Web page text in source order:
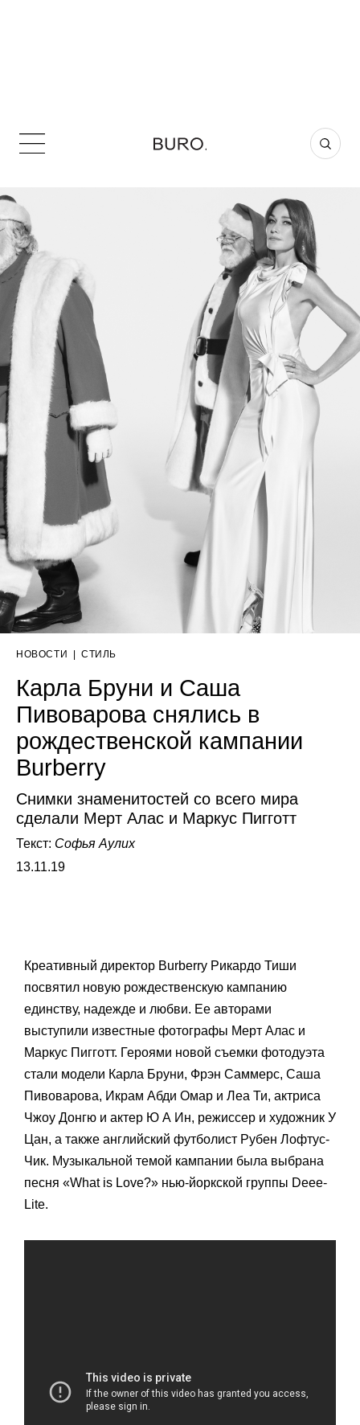
НОВОСТИ | СТИЛЬ
Карла Бруни и Саша
Пивоварова снялись в
рождественской кампании
Burberry
Снимки знаменитостей со всего мира
сделали Мерт Алас и Маркус Пигготт
Текст: Софья Аулих
13.11.19
Креативный директор Burberry Рикардо Тиши
посвятил новую рождественскую кампанию
единству, надежде и любви. Ее авторами
выступили известные фотографы Мерт Алас и
Маркус Пигготт. Героями новой съемки фотодуэта
стали модели Карла Бруни, Фрэн Саммерс, Саша
Пивоварова, Икрам Абди Омар и Леа Ти, актриса
Чжоу Донгю и актер Ю А Ин, режиссер и художник У
Цан, а также английский футболист Рубен Лофтус-
Чик. Музыкальной темой кампании была выбрана
песня «What is Love?» нью-йоркской группы Deee-
Lite.